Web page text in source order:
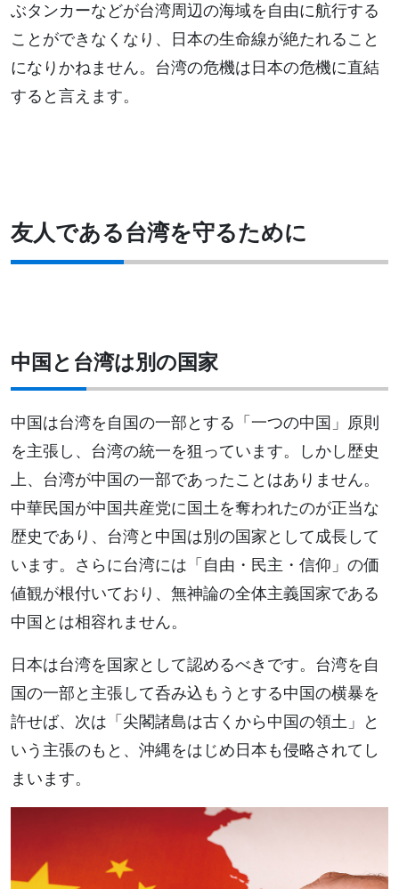
ぶタンカーなどが台湾周辺の海域を自由に航行する
ことができなくなり、日本の生命線が絶たれること
になりかねません。台湾の危機は日本の危機に直結
すると言えます。
友人である台湾を守るために
中国と台湾は別の国家
中国は台湾を自国の一部とする「一つの中国」原則
を主張し、台湾の統一を狙っています。しかし歴史
上、台湾が中国の一部であったことはありません。
中華民国が中国共産党に国土を奪われたのが正当な
歴史であり、台湾と中国は別の国家として成長して
います。さらに台湾には「自由・民主・信仰」の価
値観が根付いており、無神論の全体主義国家である
中国とは相容れません。
日本は台湾を国家として認めるべきです。台湾を自
国の一部と主張して呑み込もうとする中国の横暴を
許せば、次は「尖閣諸島は古くから中国の領土」と
いう主張のもと、沖縄をはじめ日本も侵略されてし
まいます。